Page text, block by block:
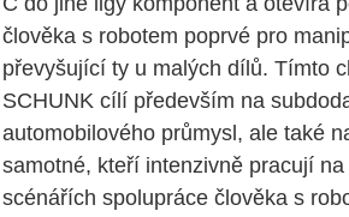
člověka s robotem poprvé pro
převyšující ty u malých dílů. Tímto
SCHUNK cílí především na
automobilového průmysl, ale také
samotné, kteří intenzivně pracují
scénářích spolupráce člověka s